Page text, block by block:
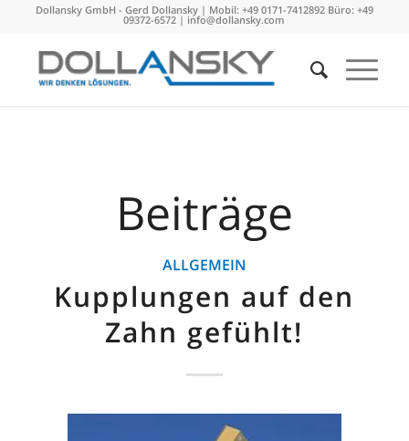
Dollansky GmbH - Gerd Dollansky | Mobil: +49 0171-7412892 Büro: +49
09372-6572 | info@dollansky.com
Beiträge
ALLGEMEIN
Kupplungen auf den
Zahn gefühlt!